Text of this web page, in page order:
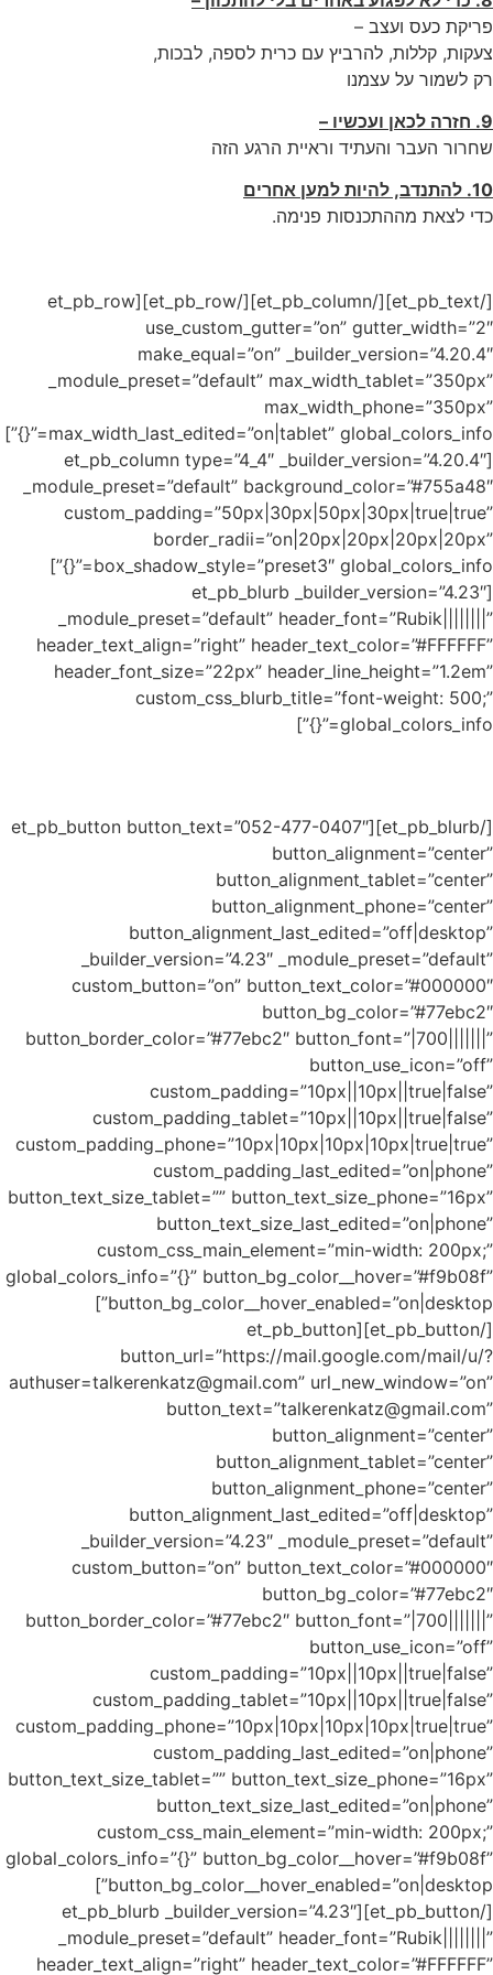
[/et_pb_text][/et_pb_column][/
max_width_last_edited=”on|tablet” global_colors_info=”{}”]
box_shadow_style=”preset3″ global_colors_info=”{}”]
[/
button_bg_color__hover_enabled=”on|desktop”]
button_bg_color__hover_enabled=”on|desktop”]
[/